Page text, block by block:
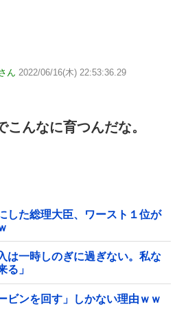
ん 2022/06/16(木) 22:53:36.29
んなに育つんだな。
した総理大臣、ワースト１位が
は一時しのぎに過ぎない。私な
る」
ビンを回す」しかない理由ｗｗ